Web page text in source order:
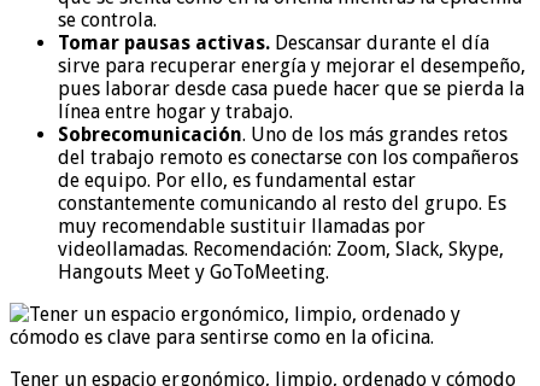
se controla.
Tomar pausas activas. Descansar durante el día
sirve para recuperar energía y mejorar el desempeño,
pues laborar desde casa puede hacer que se pierda la
línea entre hogar y trabajo.
Sobrecomunicación. Uno de los más grandes retos
del trabajo remoto es conectarse con los compañeros
de equipo. Por ello, es fundamental estar
constantemente comunicando al resto del grupo. Es
muy recomendable sustituir llamadas por
videollamadas. Recomendación: Zoom, Slack, Skype,
Hangouts Meet y GoToMeeting.
Tener un espacio ergonómico, limpio, ordenado y cómodo